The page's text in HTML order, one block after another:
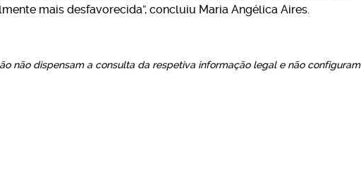
mais desfavorecida”, concluiu Maria Angélica Aires.
não dispensam a consulta da respetiva informação legal e não configuram